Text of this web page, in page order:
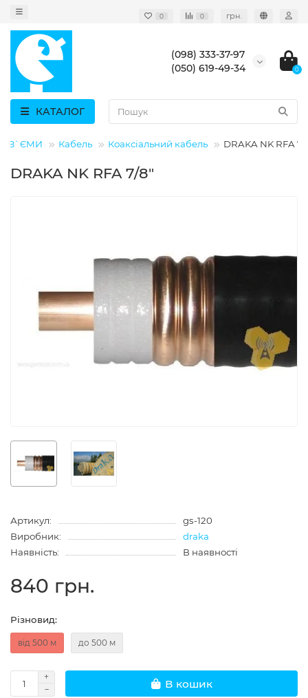
0 0 грн.
(098) 333-37-97
(050) 619-49-34
0
КАТАЛОГ
Кабель Коаксіальний кабель DRAKA NK RFA 7/
DRAKA NK RFA 7/8"
Артикул:
gs-120
Виробник:
draka
Наявність:
В наявності
840 грн.
Різновид:
від 500 м до 500 м
В кошик